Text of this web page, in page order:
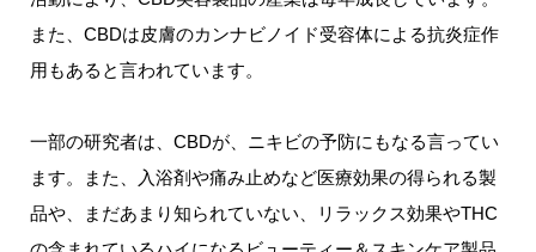
また、CBDは皮膚のカンナビノイド受容体による抗炎症作
用もあると言われています。
一部の研究者は、CBDが、ニキビの予防にもなる言ってい
ます。また、入浴剤や痛み止めなど医療効果の得られる製
品や、まだあまり知られていない、リラックス効果やTHC